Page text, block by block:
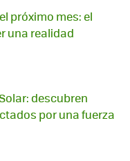
próximo mes: el
una realidad
descubren
por una fuerza